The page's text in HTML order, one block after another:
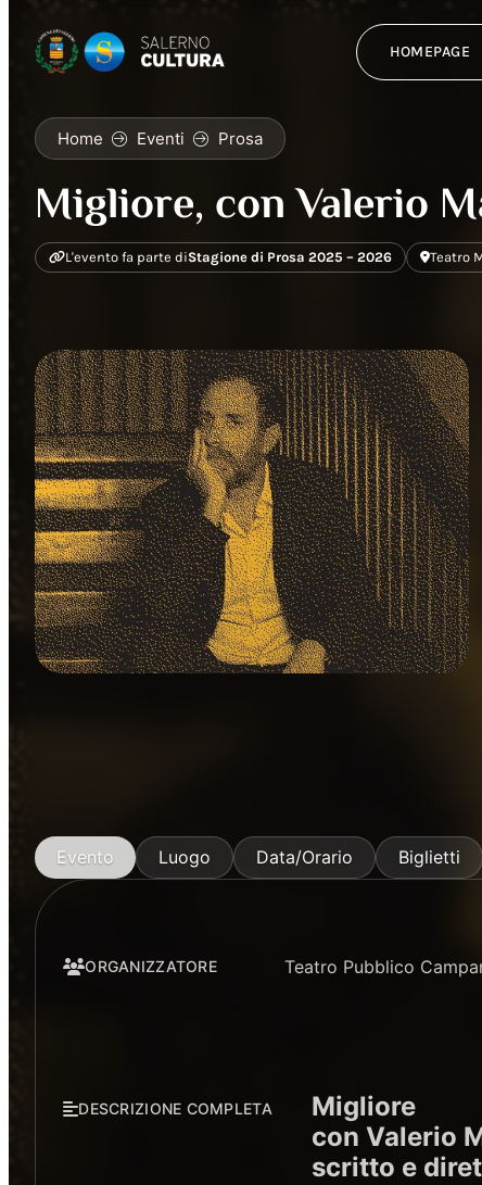
HOMEPAGE
Home Eventi Prosa
Migliore, con Valerio
L'evento fa parte diStagione di Prosa 2025 – 2026 Teatro
Evento Luogo Data/Orario Biglietti
ORGANIZZATORE Teatro Pubblico
DESCRIZIONE COMPLETA
Migliore
con Valerio
scritto e